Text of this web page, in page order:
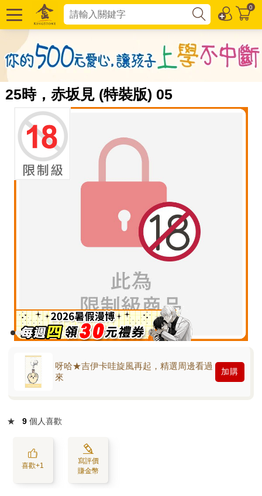
0
25時，赤坂見 (特裝版) 05
呀哈★吉伊卡哇旋風再起，精選周邊看過
來
加購
★ 9 個人喜歡
喜歡+1
寫評價
賺金幣